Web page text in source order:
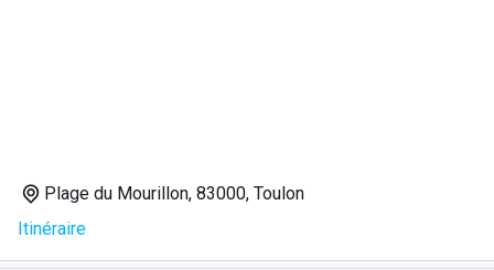
Plage du Mourillon, 83000, Toulon
Itinéraire